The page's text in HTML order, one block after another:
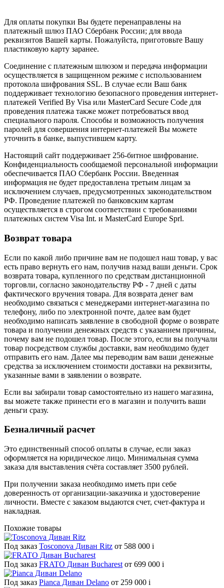
Для оплаты покупки Вы будете перенаправлены на
платежный шлюз ПАО Сбербанк России; для ввода
реквизитов Вашей карты. Пожалуйста, приготовьте Вашу
пластиковую карту заранее.
Соединение с платежным шлюзом и передача информации
осуществляется в защищенном режиме с использованием
протокола шифрования SSL. В случае если Ваш банк
поддерживает технологию безопасного проведения интернет-
платежей Verified By Visa или MasterCard Secure Code для
проведения платежа также может потребоваться ввод
специального пароля. Способы и возможность получения
паролей для совершения интернет-платежей Вы можете
уточнить в банке, выпустившем карту.
Настоящий сайт поддерживает 256-битное шифрование.
Конфиденциальность сообщаемой персональной информации
обеспечивается ПАО Сбербанк России. Введенная
информация не будет предоставлена третьим лицам за
исключением случаев, предусмотренных законодательством
РФ. Проведение платежей по банковским картам
осуществляется в строгом соответствии с требованиями
платежных систем Visa Int. и MasterCard Europe Sprl.
Возврат товара
Если по какой либо причине вам не подошел наш товар, у вас
есть право вернуть его нам, получив назад ваши деньги. Срок
возврата товара, купленного по средствам дистанционной
торговли, согласно законодательству РФ - 7 дней с даты
фактического вручения товара. Для возврата денег вам
необходимо связаться с менеджерами интернет-магазина по
телефону, либо по электронной почте, далее вам будет
необходимо написать заявление в свободной форме о возврате
товара и получении денежных средств с указанием причины,
почему вам не подошел товар. После этого, если вы получали
товар посредством службы доставки, вам необходимо будет
отправить его нам. Далее мы переводим вам ваши денежные
средства за исключением стоимости доставки на реквизиты,
указанные вами в заявлении о возврате.
Если вы забирали товар самостоятельно из нашего магазина,
вы можете также принести его в магазин и получить ваши
деньги сразу.
Безналичный расчет
Это единственный способ оплаты в случае, если заказ
оформляется на юридическое лицо. Минимальная сумма
заказа для выставления счёта составляет 3500 рублей.
При получении заказа необходимо иметь при себе
доверенность от организации-заказчика и удостоверение
личности. Вместе с заказом выдаются счет, счет-фактура и
накладная.
Похожие товары
Под заказ Tosconova Диван Ritz от 588 000 i
Под заказ FRATO Диван Bucharest от 699 000 i
Под заказ Pianca Диван Delano от 259 000 i